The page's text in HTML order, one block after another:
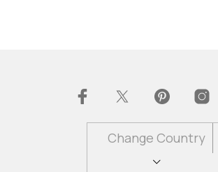
Change Country